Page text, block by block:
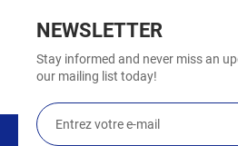
NEWSLETTER
Stay informed and never miss an
our mailing list today!